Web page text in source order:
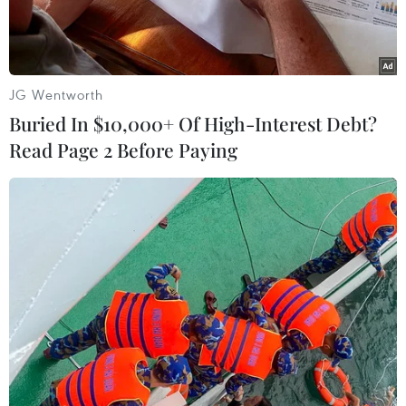
Một gia đình thoát nghèo nhờ vay vốn trồng cây sầu riêng và
xen canh cây ngô. (Ảnh: Sỹ Tuyên/TTXVN)
Chỉ thị 40 là một trong những chỉ thị nhanh
chóng đi vào cuộc sống và phát huy hiệu quả.
JG Wentworth
Buried In $10,000+ Of High-Interest Debt?
Read Page 2 Before Paying